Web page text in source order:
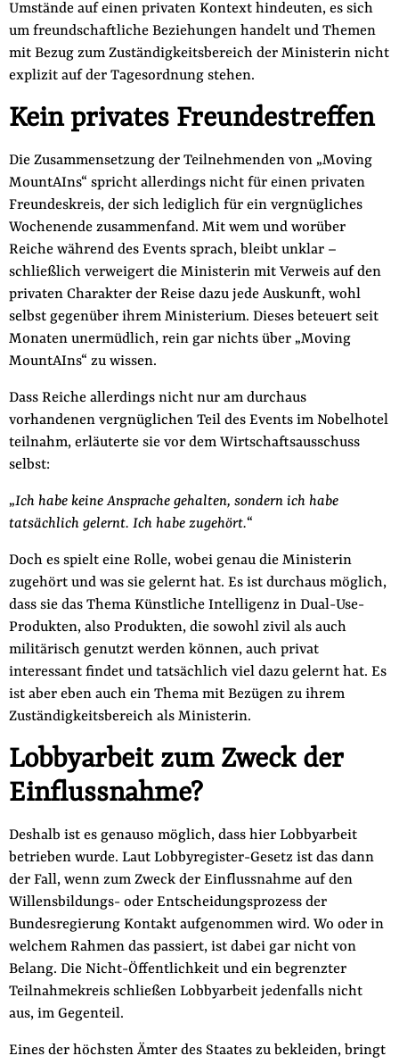
Umstände auf einen privaten Kontext hindeuten, es sich
um freundschaftliche Beziehungen handelt und Themen
mit Bezug zum Zuständigkeitsbereich der Ministerin nicht
explizit auf der Tagesordnung stehen.
Kein privates Freundestreffen
Die Zusammensetzung der Teilnehmenden von „Moving
MountAIns“ spricht allerdings nicht für einen privaten
Freundeskreis, der sich lediglich für ein vergnügliches
Wochenende zusammenfand. Mit wem und worüber
Reiche während des Events sprach, bleibt unklar –
schließlich verweigert die Ministerin mit Verweis auf den
privaten Charakter der Reise dazu jede Auskunft, wohl
selbst gegenüber ihrem Ministerium. Dieses beteuert seit
Monaten unermüdlich, rein gar nichts über „Moving
MountAIns“ zu wissen.
Dass Reiche allerdings nicht nur am durchaus
vorhandenen vergnüglichen Teil des Events im Nobelhotel
teilnahm, erläuterte sie vor dem Wirtschaftsausschuss
selbst:
„Ich habe keine Ansprache gehalten, sondern ich habe
tatsächlich gelernt. Ich habe zugehört.“
Doch es spielt eine Rolle, wobei genau die Ministerin
zugehört und was sie gelernt hat. Es ist durchaus möglich,
dass sie das Thema Künstliche Intelligenz in Dual-Use-
Produkten, also Produkten, die sowohl zivil als auch
militärisch genutzt werden können, auch privat
interessant findet und tatsächlich viel dazu gelernt hat. Es
ist aber eben auch ein Thema mit Bezügen zu ihrem
Zuständigkeitsbereich als Ministerin.
Lobbyarbeit zum Zweck der
Einflussnahme?
Deshalb ist es genauso möglich, dass hier Lobbyarbeit
betrieben wurde. Laut Lobbyregister-Gesetz ist das dann
der Fall, wenn zum Zweck der Einflussnahme auf den
Willensbildungs- oder Entscheidungsprozess der
Bundesregierung Kontakt aufgenommen wird. Wo oder in
welchem Rahmen das passiert, ist dabei gar nicht von
Belang. Die Nicht-Öffentlichkeit und ein begrenzter
Teilnahmekreis schließen Lobbyarbeit jedenfalls nicht
aus, im Gegenteil.
Eines der höchsten Ämter des Staates zu bekleiden, bringt